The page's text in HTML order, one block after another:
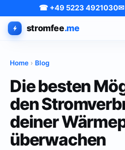
☎ +49 5223 4921030✉
stromfee.me
Home › Blog
Die besten
den
deiner
überwachen